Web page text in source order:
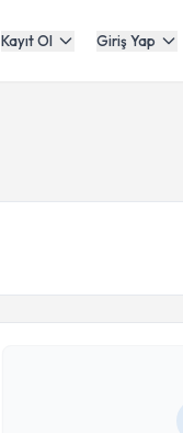
Kayıt Ol Giriş Yap